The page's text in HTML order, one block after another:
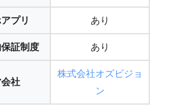
プリ あり
証制度 あり
社
株式会社オズビジョ
ン